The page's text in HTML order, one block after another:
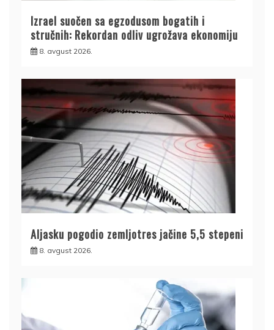
Izrael suočen sa egzodusom bogatih i
stručnih: Rekordan odliv ugrožava ekonomiju
8. avgust 2026.
Aljasku pogodio zemljotres jačine 5,5 stepeni
8. avgust 2026.